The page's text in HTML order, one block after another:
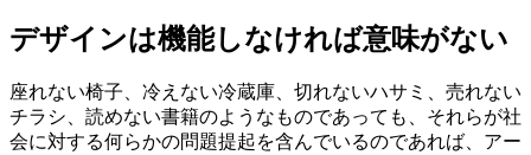
デザインは機能しなければ意味がない
座れない椅子、冷えない冷蔵庫、切れないハサミ、売れない
チラシ、読めない書籍のようなものであっても、それらが社
会に対する何らかの問題提起を含んでいるのであれば、アー